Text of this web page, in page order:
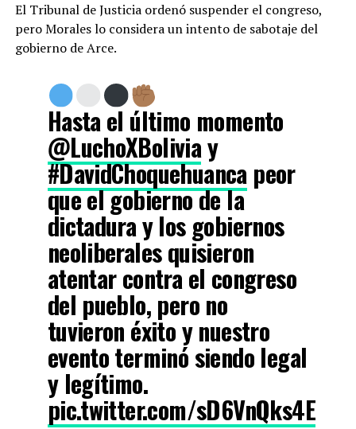
El Tribunal de Justicia ordenó suspender el congreso,
pero Morales lo considera un intento de sabotaje del
gobierno de Arce.
Hasta el último momento
@LuchoXBoliviay
#DavidChoquehuancapeor
que el gobierno de la
dictadura y los gobiernos
neoliberales quisieron
atentar contra el congreso
del pueblo, pero no
tuvieron éxito y nuestro
evento terminó siendo legal
y legítimo.
pic.twitter.com/sD6VnQks4E